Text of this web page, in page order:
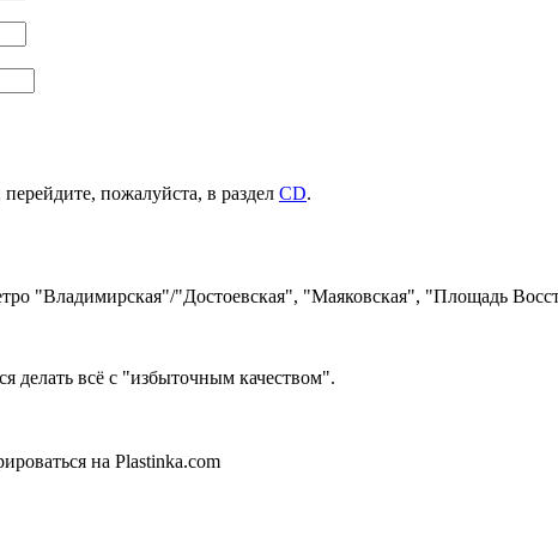
пожалуйста, в раздел CD.
"Владимирская"/"Достоевская", "Маяковская", "Площадь
делать всё с "избыточным качеством".
на Plastinka.com